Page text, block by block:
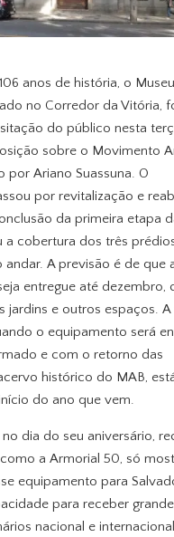
anos de história, o
no Corredor da Vitória,
do público nesta
sobre o Movimento
por Ariano Suassuna. O
por revitalização e
da primeira etapa
a cobertura dos três
A previsão é de que
entregue até dezembro,
jardins e outros espaços. A
o equipamento será
e com o retorno das
histórico do MAB,
do ano que vem.
no dia do seu aniversário,
a Armorial 50, só
equipamento para
para receber
nacional e